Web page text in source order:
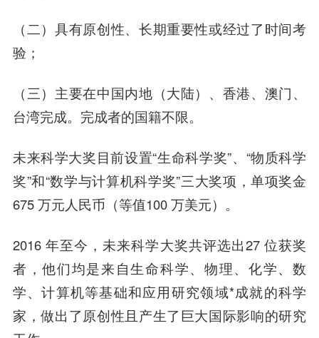
（二）具有原创性、长期重要性或经过了时间考
验；
（三）主要在中国内地（大陆）、香港、澳门、
台湾完成。完成者的国籍不限。
未来科学大奖目前设置“生命科学奖”、“物质科学
奖”和“数学与计算机科学奖”三大奖项，单项奖金
675 万元人民币（等值100 万美元）。
2016 年至今，未来科学大奖共评选出27 位获奖
者，他们均是来自生命科学、物理、化学、数
学、计算机等基础和应用研究领域*成就的科学
家，做出了原创性且产生了巨大国际影响的研究